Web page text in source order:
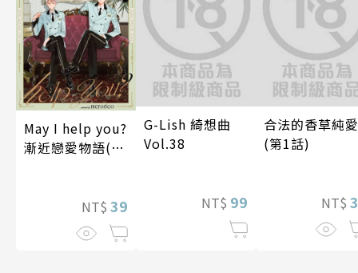
May I help you?
漸近戀愛物語(第
NT$ 39
G-Lish 綺想曲
Vol.38
NT$ 99
合法的香草純愛
(第1話)
NT$